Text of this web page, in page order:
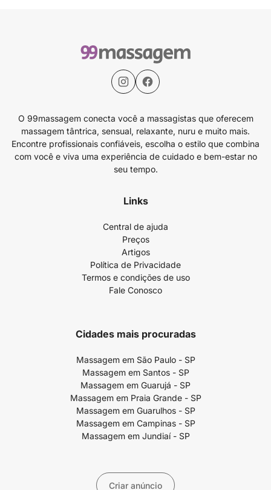
O 99massagem conecta você a massagistas que oferecem
massagem tântrica, sensual, relaxante, nuru e muito mais.
Encontre profissionais confiáveis, escolha o estilo que combina
com você e viva uma experiência de cuidado e bem-estar no
seu tempo.
Links
Central de ajuda
Preços
Artigos
Política de Privacidade
Termos e condições de uso
Fale Conosco
Cidades mais procuradas
Massagem em São Paulo - SP
Massagem em Santos - SP
Massagem em Guarujá - SP
Massagem em Praia Grande - SP
Massagem em Guarulhos - SP
Massagem em Campinas - SP
Massagem em Jundiaí - SP
Criar anúncio